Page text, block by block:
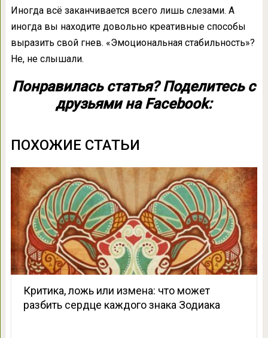
Иногда всё заканчивается всего лишь слезами. А
иногда вы находите довольно креативные способы
выразить свой гнев. «Эмоциональная стабильность»?
Не, не слышали.
Понравилась статья? Поделитесь с
друзьями на Facebook:
ПОХОЖИЕ СТАТЬИ
Критика, ложь или измена: что может
разбить сердце каждого знака Зодиака